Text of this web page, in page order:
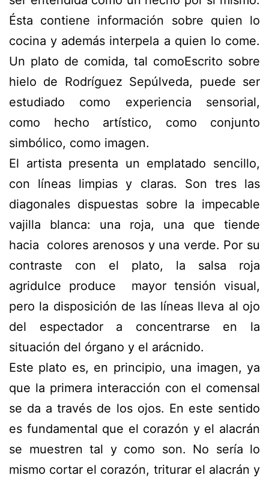
Ésta contiene información sobre quien lo
cocina y además interpela a quien lo come.
Un plato de comida, tal comoEscrito sobre
hielo de Rodríguez Sepúlveda, puede ser
estudiado como experiencia sensorial,
como hecho artístico, como conjunto
simbólico, como imagen.
El artista presenta un emplatado sencillo,
con líneas limpias y claras. Son tres las
diagonales dispuestas sobre la impecable
vajilla blanca: una roja, una que tiende
hacia colores arenosos y una verde. Por su
contraste con el plato, la salsa roja
agridulce produce mayor tensión visual,
pero la disposición de las líneas lleva al ojo
del espectador a concentrarse en la
situación del órgano y el arácnido.
Este plato es, en principio, una imagen, ya
que la primera interacción con el comensal
se da a través de los ojos. En este sentido
es fundamental que el corazón y el alacrán
se muestren tal y como son. No sería lo
mismo cortar el corazón, triturar el alacrán y